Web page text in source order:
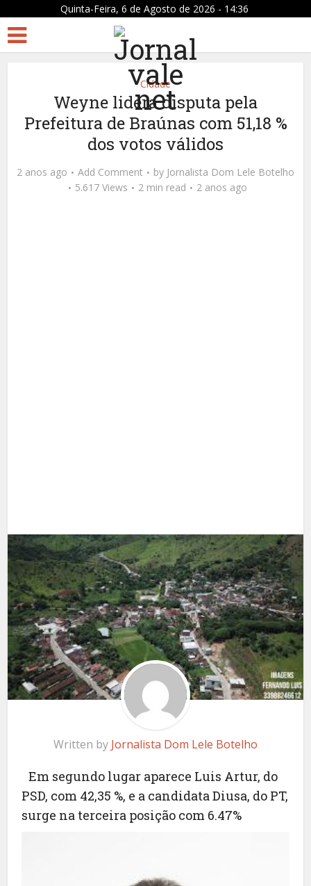
Quinta-Feira, 6 de Agosto de 2026 - 14:36
Cidade
Weyne lidera disputa pela
Prefeitura de Braúnas com 51,18 %
dos votos válidos
2 anos ago Add Comment by Jornalista Dom Lele Botelho
5.617 Views
2 min read 2 anos ago
Written by Jornalista Dom Lele Botelho
Em segundo lugar aparece Luis Artur, do
PSD, com 42,35 %, e a candidata Diusa, do PT,
surge na terceira posição com 6.47%